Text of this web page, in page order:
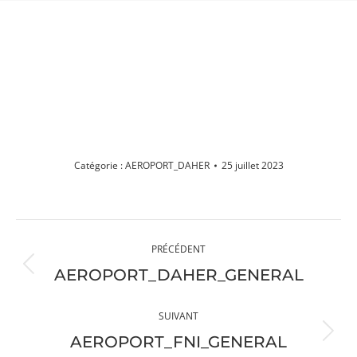
Catégorie :AEROPORT_DAHER 25 juillet 2023
album
PRÉCÉDENT
Album
:
AEROPORT_DAHER_GENERAL
SUIVANT
Album
AEROPORT_FNI_GENERAL